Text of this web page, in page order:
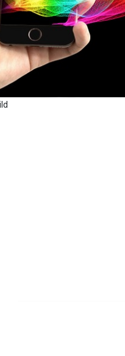
Esplorare
Giochi